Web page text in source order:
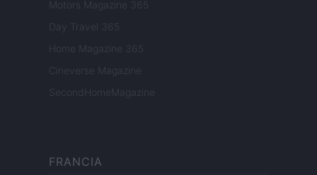
Motors Magazine 365
Day Travel 365
Home Magazine 365
Cineverse Magazine
SecondHomeMagazine
FRANCIA